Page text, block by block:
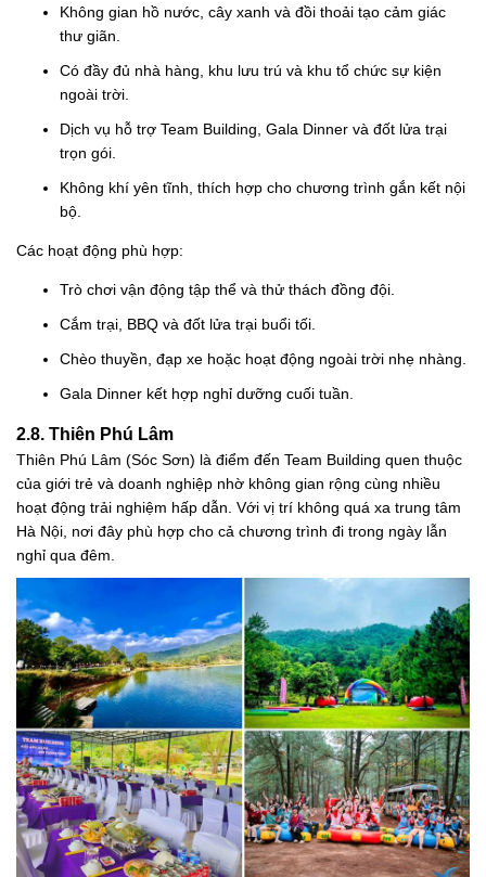
Không gian hồ nước, cây xanh và đồi thoải tạo cảm giác
thư giãn.
Có đầy đủ nhà hàng, khu lưu trú và khu tổ chức sự kiện
ngoài trời.
Dịch vụ hỗ trợ Team Building, Gala Dinner và đốt lửa trại
trọn gói.
Không khí yên tĩnh, thích hợp cho chương trình gắn kết nội
bộ.
Các hoạt động phù hợp:
Trò chơi vận động tập thể và thử thách đồng đội.
Cắm trại, BBQ và đốt lửa trại buổi tối.
Chèo thuyền, đạp xe hoặc hoạt động ngoài trời nhẹ nhàng.
Gala Dinner kết hợp nghỉ dưỡng cuối tuần.
2.8. Thiên Phú Lâm
Thiên Phú Lâm (Sóc Sơn) là điểm đến Team Building quen thuộc
của giới trẻ và doanh nghiệp nhờ không gian rộng cùng nhiều
hoạt động trải nghiệm hấp dẫn. Với vị trí không quá xa trung tâm
Hà Nội, nơi đây phù hợp cho cả chương trình đi trong ngày lẫn
nghỉ qua đêm.